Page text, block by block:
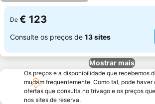
De € 123
Consulte os preços de 13 sites
Mostrar mais
Os preços e a disponibilidade que recebemos
mudam frequentemente. Como tal, pode
ofertas que consulta no trivago e os preços
nos sites de reserva.